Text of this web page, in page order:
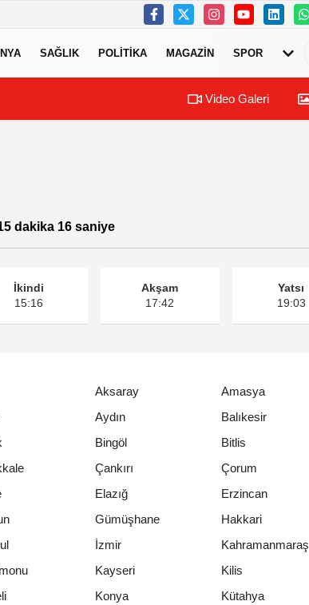
SAĞLIK POLITIKA MAGAZIN SPOR
Video Galeri
dakika 15 saniye
İkindi
15:16
Akşam
17:42
Yatsı
19:03
Aksaray
Amasya
Aydın
Balıkesir
Bingöl
Bitlis
Çankırı
Çorum
Elazığ
Erzincan
Gümüşhane
Hakkari
İzmir
Kahramanmaraş
Kayseri
Kilis
Konya
Kütahya